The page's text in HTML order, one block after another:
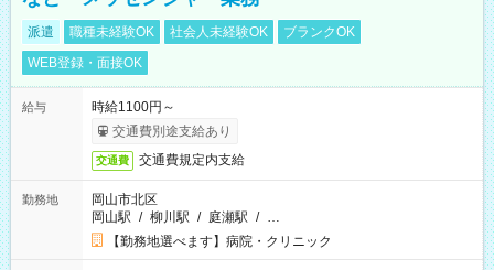
派遣 職種未経験OK 社会人未経験OK
ブランクOK
WEB登録・面接OK
給与
時給1100円～
交通費別途支給あり
交通費 交通費規定内支給
勤務地
岡山市北区
岡山駅 / 柳川駅 / 庭瀬駅 / …
【勤務地選べます】病院・クリニック